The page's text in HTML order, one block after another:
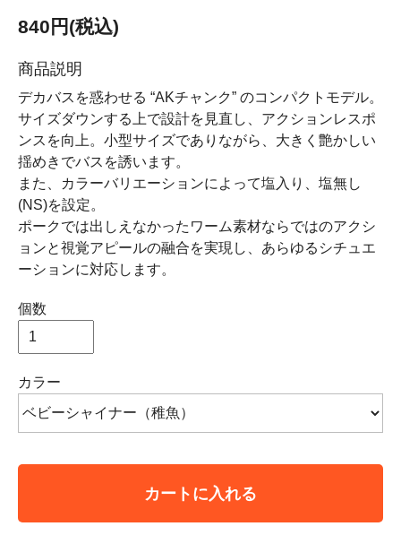
840円(税込)
商品説明
デカバスを惑わせる “AKチャンク” のコンパクトモデル。
サイズダウンする上で設計を見直し、アクションレスポ
ンスを向上。小型サイズでありながら、大きく艶かしい
揺めきでバスを誘います。
また、カラーバリエーションによって塩入り、塩無し
(NS)を設定。
ポークでは出しえなかったワーム素材ならではのアクシ
ョンと視覚アピールの融合を実現し、あらゆるシチュエ
ーションに対応します。
個数
カラー
カートに入れる